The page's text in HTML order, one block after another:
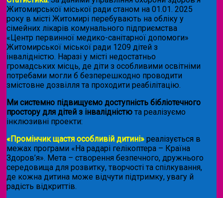
Житомирської міської ради станом на 01.01. 2025
року в місті Житомирі перебувають на обліку у
сімейних лікарів комунального підприємства
«Центр первинної медико-санітарної допомоги»
Житомирської міської ради 1209 дітей з
інвалідністю. Наразі у місті недостатньо
громадських місць, де діти з особливими освітніми
потребами могли б безперешкодно проводити
змістовне дозвілля та проходити реабілітацію.
Ми системно підвищуємо доступність бібліотечного
простору для дітей з інвалідністю та реалізуємо
інклюзивні проекти:
«Промінчик щастя особливій дитині» реалізується в
межах програми «На радарі гелікоптера – Країна
Здоров’я». Мета – створення безпечного, дружнього
середовища для розвитку, творчості та спілкування,
де кожна дитина може відчути підтримку, увагу й
радість відкриттів.